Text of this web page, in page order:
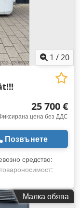
1 /20
25 700 €
цена без ДДС
Позвънете
средство:
500 мм, тип гориво:
височина:
Малка обява